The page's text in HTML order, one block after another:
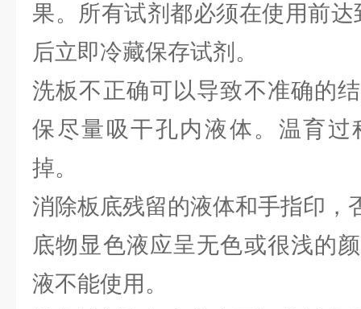
果。所有试剂都必须在使用前
后立即冷藏保存试剂。
洗板不正确可以导致不准确的
保尽量吸干孔内液体。温育过
掉。
消除板底残留的液体和手指印，
底物显色液应呈无色或很浅的
液不能使用。